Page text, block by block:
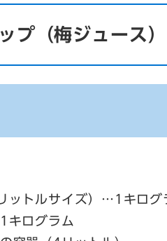
プ（梅ジュース）
ットルサイズ）…1キログ
キログラム